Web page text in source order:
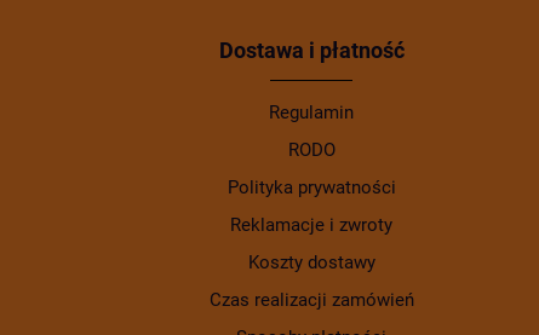
Dostawa i płatność
Regulamin
RODO
Polityka prywatności
Reklamacje i zwroty
Koszty dostawy
Czas realizacji zamówień